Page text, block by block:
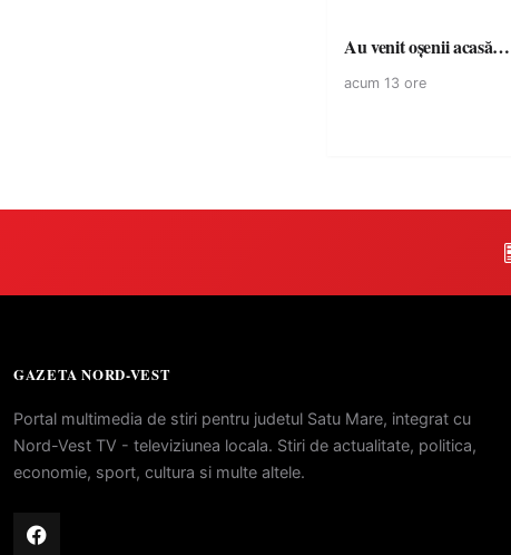
Au venit oșenii acasă…
acum 13 ore
GAZETA NORD-VEST
Portal multimedia de stiri pentru judetul Satu Mare, integrat cu
Nord-Vest TV - televiziunea locala. Stiri de actualitate, politica,
economie, sport, cultura si multe altele.